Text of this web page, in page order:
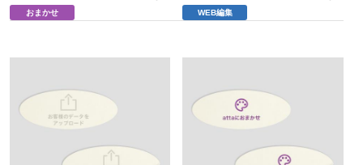
おまかせ WEB編集